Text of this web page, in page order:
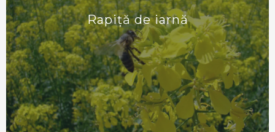
Rapiță de iarnă